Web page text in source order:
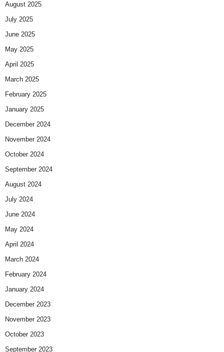
August 2025
July 2025
June 2025
May 2025
April 2025
March 2025
February 2025
January 2025
December 2024
November 2024
October 2024
September 2024
August 2024
July 2024
June 2024
May 2024
April 2024
March 2024
February 2024
January 2024
December 2023
November 2023
October 2023
September 2023